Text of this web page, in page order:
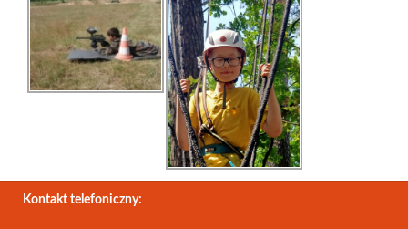
Kontakt telefoniczny: